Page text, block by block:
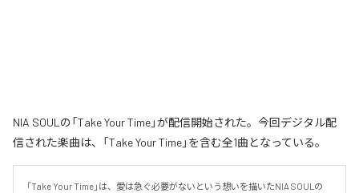
NIA SOULの「Take Your Time」が配信開始された。今回デジタル配
信された楽曲は、「Take Your Time」を含む全1曲となっている。
「Take Your Time」は、愛は急ぐ必要がないという想いを描いたNIA SOULの